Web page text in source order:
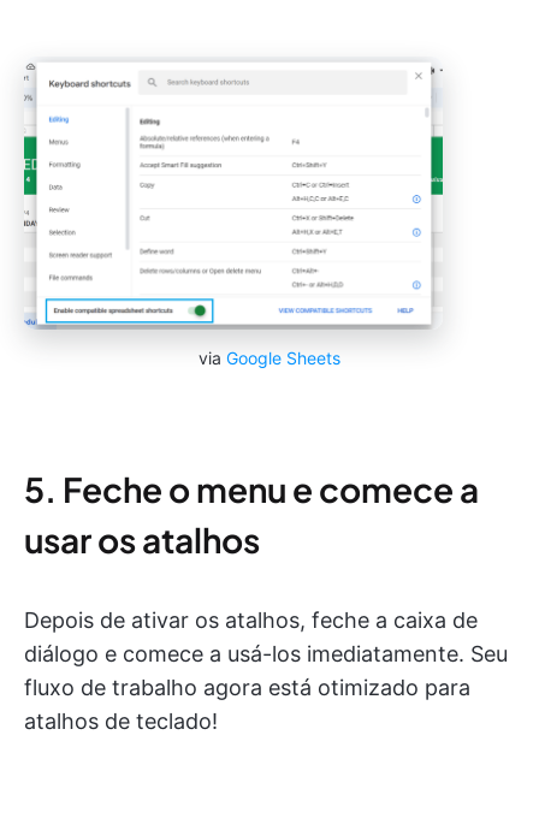
via Google Sheets
5. Feche o menu e comece a
usar os atalhos
Depois de ativar os atalhos, feche a caixa de
diálogo e comece a usá-los imediatamente. Seu
fluxo de trabalho agora está otimizado para
atalhos de teclado!